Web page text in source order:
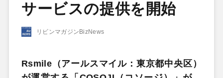
サービスの提供を開始
リビンマガジンBizNews
Rsmile（アールスマイル：東京都中央区）